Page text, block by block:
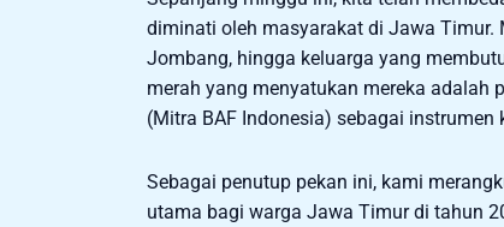
diminati oleh masyarakat di Jawa Timur.
Jombang, hingga keluarga yang
merah yang menyatukan mereka adalah
(Mitra BAF Indonesia) sebagai instrumen
Sebagai penutup pekan ini, kami
utama bagi warga Jawa Timur di tahun